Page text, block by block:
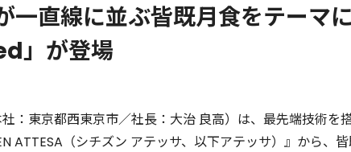
一直線に並ぶ皆既月食をテーマ
」が登場
：東京都西東京市／社長：大治 良高）は、最先端技術を
ATTESA（シチズン アテッサ、以下アテッサ）』から、